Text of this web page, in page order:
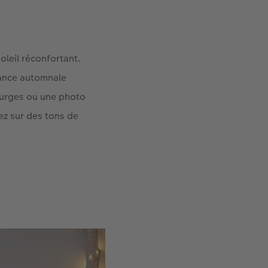
réconfortant.
automnale
ou une photo
sur des tons de